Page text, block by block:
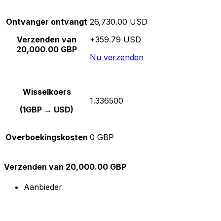
Ontvanger ontvangt
Verzenden van
20,000.00 GBP
26,730.00 USD
+359.79 USD
Nu verzenden
Wisselkoers
(1GBP → USD)
1.336500
Overboekingskosten 0 GBP
Verzenden van 20,000.00 GBP
Aanbieder